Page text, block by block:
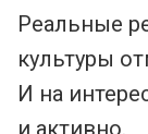
Реальные
культуры
И на
и активно.